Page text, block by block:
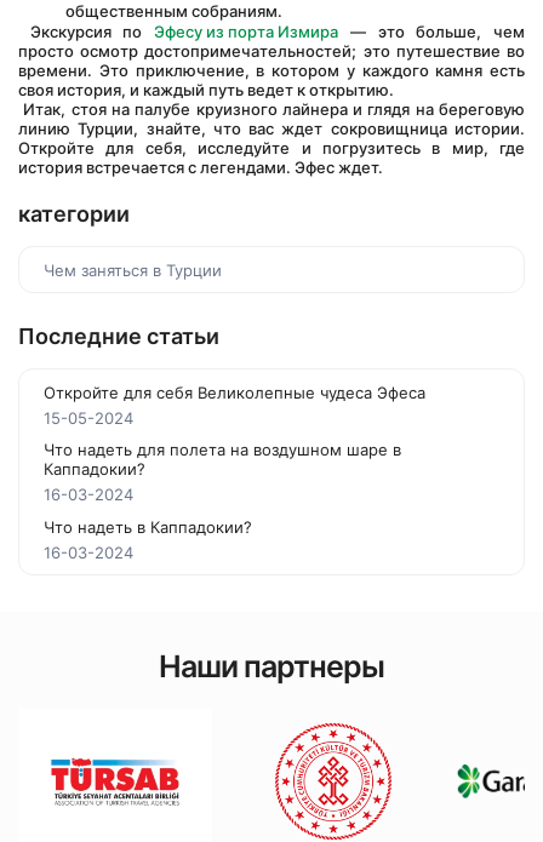
общественным собраниям.
Экскурсия по Эфесу из порта Измира — это больше, чем
просто осмотр достопримечательностей; это путешествие во
времени. Это приключение, в котором у каждого камня есть
своя история, и каждый путь ведет к открытию.
линию Турции, знайте, что вас ждет сокровищница истории.
Откройте для себя, исследуйте и погрузитесь в мир, где
история встречается с легендами. Эфес ждет.
категории
Чем заняться в Турции
Последние статьи
Откройте для себя Великолепные чудеса Эфеса
15-05-2024
Что надеть для полета на воздушном шаре в
Каппадокии?
16-03-2024
Что надеть в Каппадокии?
16-03-2024
Наши партнеры